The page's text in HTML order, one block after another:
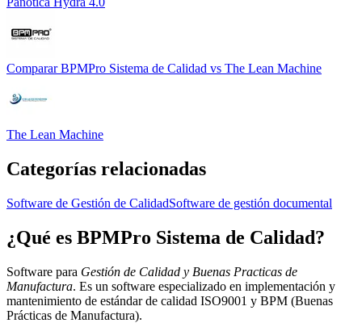
Comparar BPMPro Sistema de Calidad vs The Lean Machine
The Lean Machine
Categorías relacionadas
Software de Gestión de CalidadSoftware de gestión documental
¿Qué es BPMPro Sistema de Calidad?
Software para Gestión de Calidad y Buenas Practicas de
Manufactura. Es un software especializado en implementación y
mantenimiento de estándar de calidad ISO9001 y BPM (Buenas
Prácticas de Manufactura).